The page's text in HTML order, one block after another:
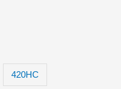
420HC